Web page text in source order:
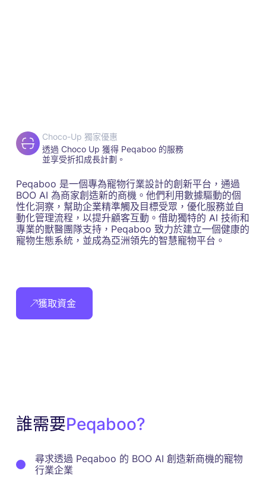
Choco-Up 獨家優惠
透過 Choco Up 獲得 Peqaboo 的服務
並享受折扣成長計劃。
Peqaboo 是一個專為寵物行業設計的創新平台，通過
BOO AI 為商家創造新的商機。他們利用數據驅動的個
性化洞察，幫助企業精準觸及目標受眾，優化服務並自
動化管理流程，以提升顧客互動。借助獨特的 AI 技術和
專業的獸醫團隊支持，Peqaboo 致力於建立一個健康的
寵物生態系統，並成為亞洲領先的智慧寵物平台。
獲取資金
誰需要Peqaboo?
尋求透過 Peqaboo 的 BOO AI 創造新商機的寵物
行業企業